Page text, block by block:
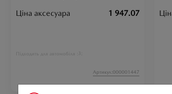
Ціна аксесуара 1 947.07
Підходить для автомобіля : 3;
Артикул:000001447